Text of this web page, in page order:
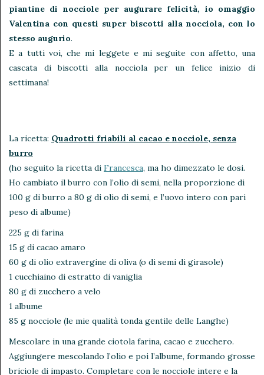
piantine di nocciole per augurare felicità, io omaggio
Valentina con questi super biscotti alla nocciola, con lo
stesso augurio.
E a tutti voi, che mi leggete e mi seguite con affetto, una
cascata di biscotti alla nocciola per un felice inizio di
settimana!
La ricetta: Quadrotti friabili al cacao e nocciole, senza
burro
(ho seguito la ricetta di Francesca, ma ho dimezzato le dosi.
Ho cambiato il burro con l’olio di semi, nella proporzione di
100 g di burro a 80 g di olio di semi, e l’uovo intero con pari
peso di albume)
225 g di farina
15 g di cacao amaro
60 g di olio extravergine di oliva (o di semi di girasole)
1 cucchiaino di estratto di vaniglia
80 g di zucchero a velo
1 albume
85 g nocciole (le mie qualità tonda gentile delle Langhe)
Mescolare in una grande ciotola farina, cacao e zucchero.
Aggiungere mescolando l’olio e poi l’albume, formando grosse
briciole di impasto. Completare con le nocciole intere e la